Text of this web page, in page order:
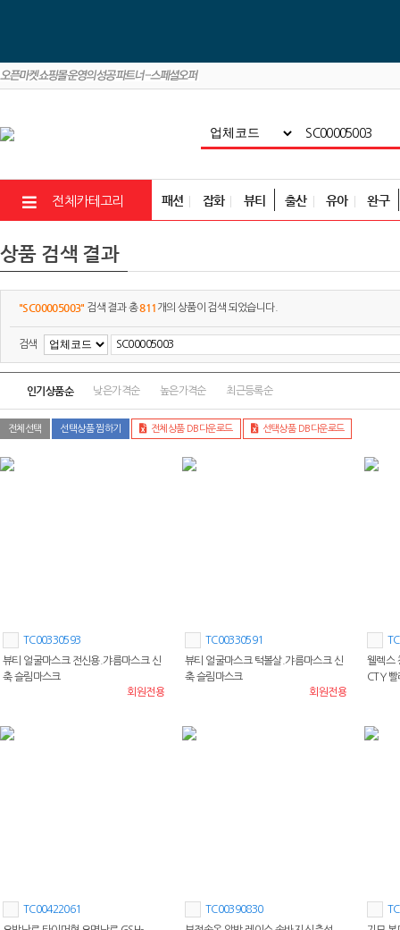
전체카테고리 패션 잡화 뷰티 출산 유아 완구
상품 검색 결과
"SC00005003" 검색 결과 총811 개의 상품이 검색 되었습니다.
검색
인기상품순 낮은가격순 높은가격순 최근등록순
전체선택 선택상품 찜하기 전체상품 DB다운로드 선택상품 DB다운로드
TC00330593
뷰티 얼굴마스크 전신용.갸름마스크 신
축 슬림마스크
회원전용
TC00330591
뷰티 얼굴마스크 턱볼살.갸름마스크 신
축 슬림마스크
회원전용
웰렉스
CTY 빨
TC00422061
TC00390830